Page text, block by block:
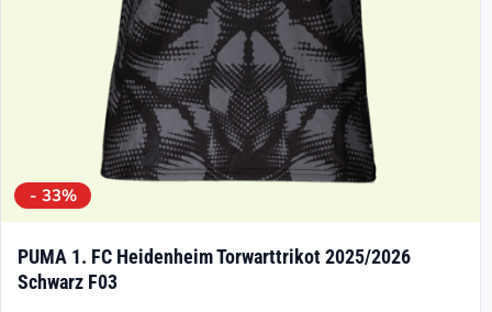
Produktseite
- 33%
PUMA 1. FC Heidenheim Torwarttrikot 2025/2026
Schwarz F03